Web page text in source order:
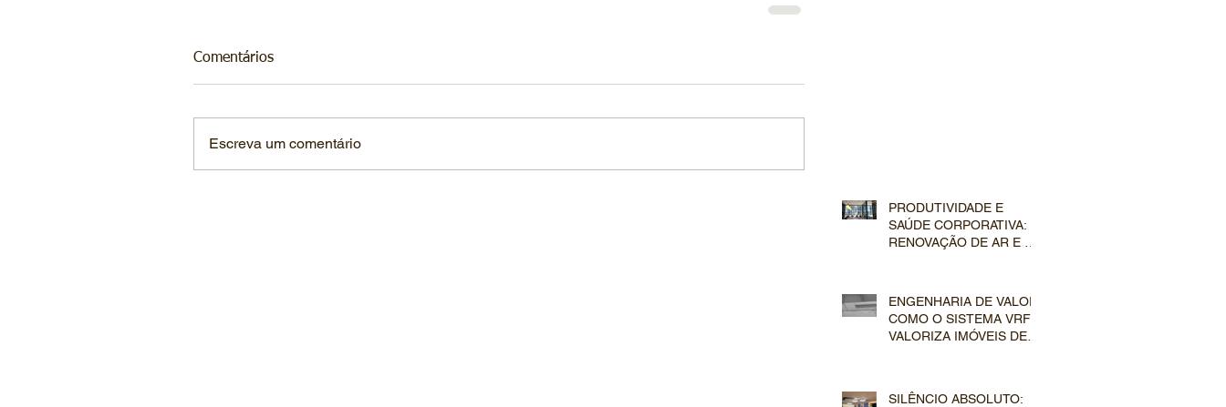
Comentários
Escreva um comentário
PRODUTIVIDADE E
SAÚDE CORPORATIVA: A
RENOVAÇÃO DE AR E A
COMERCIAIS
ENGENHARIA DE VALOR:
COMO O SISTEMA VRF
VALORIZA IMÓVEIS DE
SILÊNCIO ABSOLUTO: